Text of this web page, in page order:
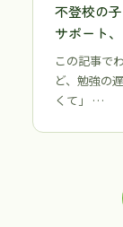
不登校の
サポート
第三の選
この記事で
ど、勉強の
くて」 …